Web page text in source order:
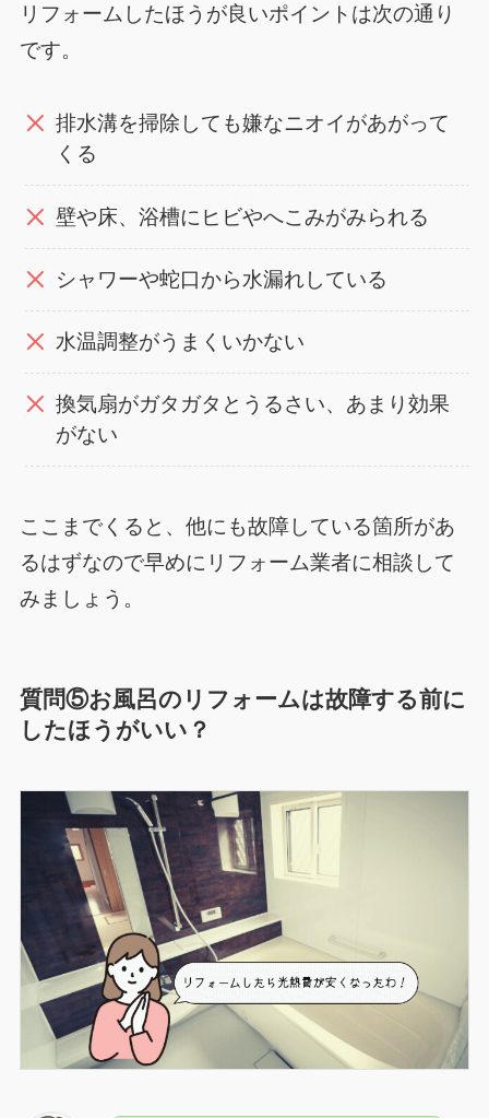
リフォームしたほうが良いポイントは次の通り
です。
排水溝を掃除しても嫌なニオイがあがって
くる
壁や床、浴槽にヒビやへこみがみられる
シャワーや蛇口から水漏れしている
水温調整がうまくいかない
換気扇がガタガタとうるさい、あまり効果
がない
ここまでくると、他にも故障している箇所があ
るはずなので早めにリフォーム業者に相談して
みましょう。
質問⑤お風呂のリフォームは故障する前に
したほうがいい？